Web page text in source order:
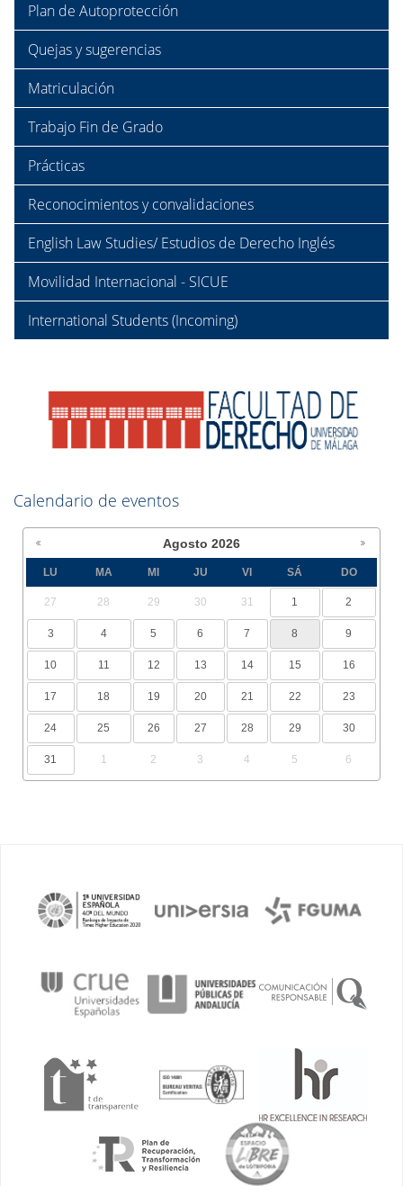
Plan de Autoprotección
Quejas y sugerencias
Matriculación
Trabajo Fin de Grado
Prácticas
Reconocimientos y convalidaciones
English Law Studies/ Estudios de Derecho Inglés
Movilidad Internacional - SICUE
International Students (Incoming)
Calendario de eventos
Agosto 2026
LU MA MI JU VI SÁ DO
27 28 29 30 31 1 2
3 4 5 6 7 8 9
10 11 12 13 14 15 16
17 18 19 20 21 22 23
24 25 26 27 28 29 30
31 1 2 3 4 5 6